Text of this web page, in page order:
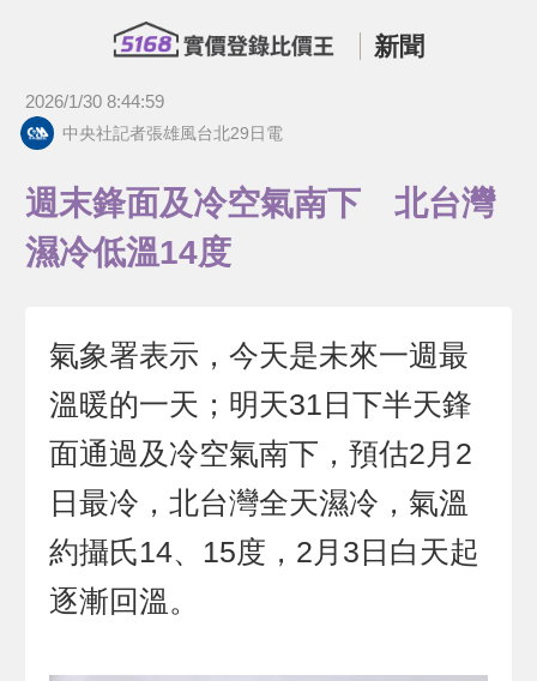
新聞
2026/1/30 8:44:59
中央社記者張雄風台北29日電
週末鋒面及冷空氣南下 北台灣
濕冷低溫14度
氣象署表示，今天是未來一週最
溫暖的一天；明天31日下半天鋒
面通過及冷空氣南下，預估2月2
日最冷，北台灣全天濕冷，氣溫
約攝氏14、15度，2月3日白天起
逐漸回溫。